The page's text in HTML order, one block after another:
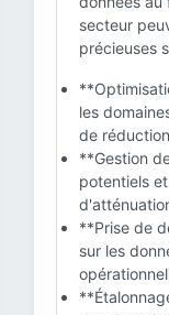
secteur
précieuses
les
de
**Gestion
potentiels
**Prise de
sur les